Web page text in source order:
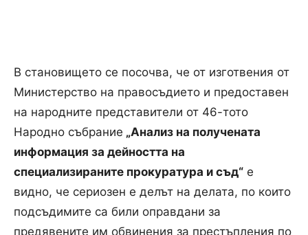
В становището се посочва, че от изготвения от
Министерство на правосъдието и предоставен
на народните представители от 46-тото
Народно събрание „Анализ на получената
информация за дейността на
специализираните прокуратура и съд“ е
видно, че сериозен е делът на делата, по които
подсъдимите са били оправдани за
предявените им обвинения за престъпления по